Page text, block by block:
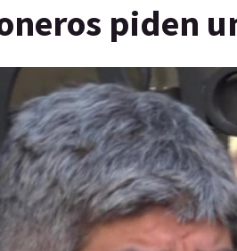
piden